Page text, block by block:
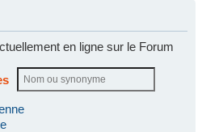
en ligne sur le Forum